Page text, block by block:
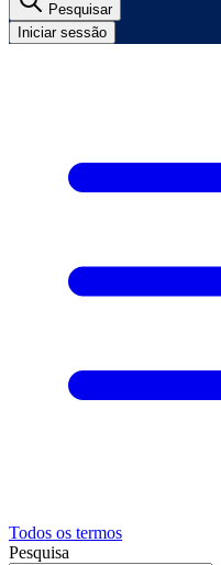
Pesquisar
Iniciar sessão
Todos os termos
Pesquisa